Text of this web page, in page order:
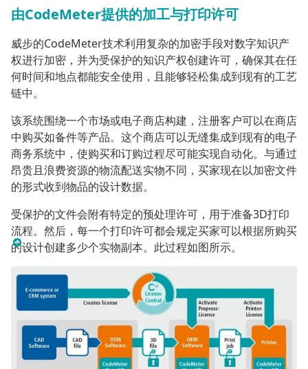
由CodeMeter提供的加工与打印许可
威步的CodeMeter技术利用复杂的加密手段对数字知识产
权进行加密，并为受保护的知识产权创建许可，确保其在任
何时间和地点都能安全使用，且能够轻松集成到现有的工艺
链中。
该系统围绕一个市场或电子商店构建，注册客户可以在商店
中购买如备件等产品。这个商店可以无缝集成到现有的电子
商务系统中，使购买和订购过程尽可能实现自动化。与通过
昂贵且浪费资源的物流配送实物不同，买家现在以加密文件
的形式收到物品的设计数据。
受保护的文件会附有特定的预处理许可，用于准备3D打印
流程。然后，每一个打印许可都会规定买家可以根据所购买
的设计创建多少个实物副本。此过程如图所示。